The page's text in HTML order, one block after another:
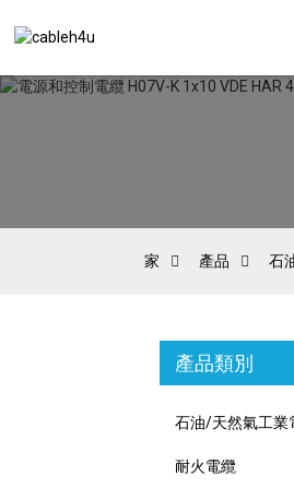
家 產品 石
產品類別
石油/天然氣工業
耐火電纜